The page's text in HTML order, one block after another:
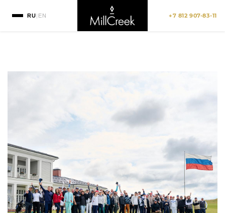
RU| EN +7 812 907-83-11